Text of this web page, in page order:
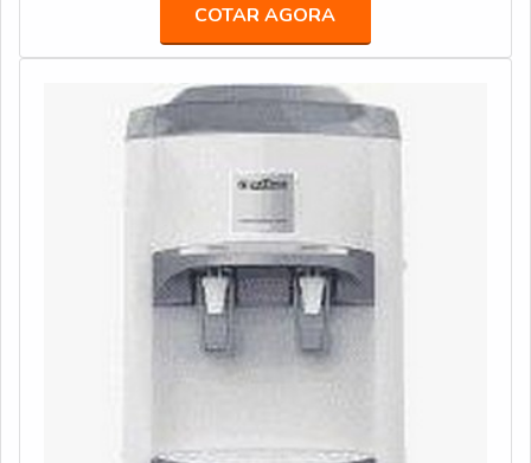
técnica especializada.UM POUCO MAIS SOBRE
BEBEDOURO AGUA GELADAA Veneza Filtros
objetiva seus recursos em criar aos parceiros uma
estrutura com escritório de alta qualidade onde são
realizadas as atividades e biblioteca técnica de apoio,
tudo para garantir bebedouro agua gelada com
assertividade.Há muitas maneiras eficientes de
demonstrar competência e excelência em sua área de
atuação. A Veneza Filtros se mostra referência por ter:
Soluções para quem busca a melhor qualidade para a sua
água; Comprometimento com os resultados dos clientes;
Atendimento de forma personalizada para cada
cliente.Discorrendo ainda sobre bebedouro agua gelada,
assertividade, pequenos detalhes, mas de grande valia
COTAR AGORA